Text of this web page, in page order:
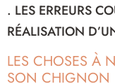
. LES ERREURS
RÉALISATION
LES CHOSES À
SON CHIGNON